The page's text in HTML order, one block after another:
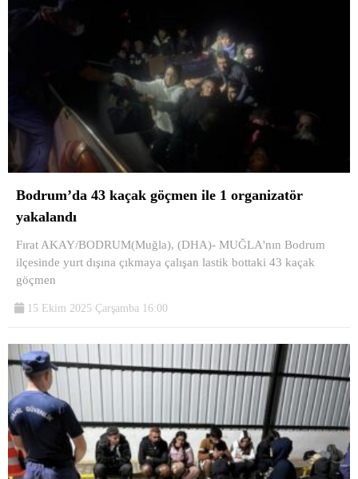
Bodrum’da 43 kaçak göçmen ile 1 organizatör
yakalandı
Fırat AKAY/BODRUM(Muğla), (DHA)- MUĞLA'nın Bodrum
ilçesinde yurt dışına çıkmaya çalışan lastik bottaki 43 kaçak
göçmen
15 Ekim 2025 Çarşamba 16:00